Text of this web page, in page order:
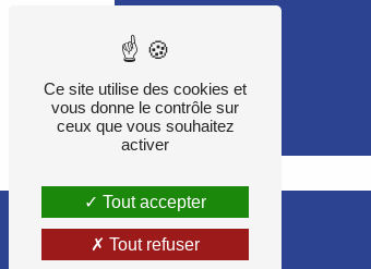
Ce site utilise des cookies et
vous donne le contrôle sur
ceux que vous souhaitez
activer
Tout accepter
Tout refuser